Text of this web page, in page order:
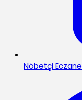
Nöbetçi Eczane